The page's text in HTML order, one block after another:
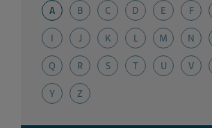
A B C D E F
I J K L M N
Q R S T U V
Y Z